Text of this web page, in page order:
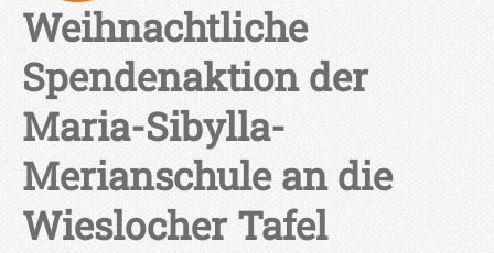
Weihnachtliche
Spendenaktion der
Maria-Sibylla-
Merianschule an die
Wieslocher Tafel